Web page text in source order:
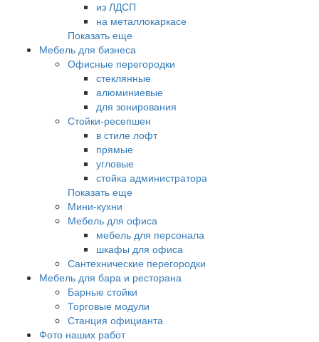
из ЛДСП
на металлокаркасе
Показать еще
Мебель для бизнеса
Офисные перегородки
стеклянные
алюминиевые
для зонирования
Стойки-ресепшен
в стиле лофт
прямые
угловые
стойка администратора
Показать еще
Мини-кухни
Мебель для офиса
мебель для персонала
шкафы для офиса
Сантехнические перегородки
Мебель для бара и ресторана
Барные стойки
Торговые модули
Станция официанта
Фото наших работ